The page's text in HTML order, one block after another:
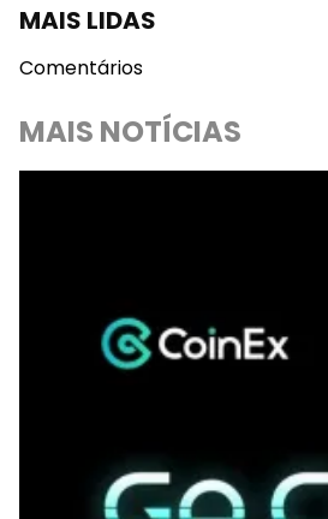
MAIS LIDAS
Comentários
MAIS NOTÍCIAS